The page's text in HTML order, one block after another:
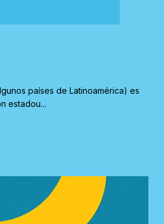
países de Latinoamérica) es
estadou...